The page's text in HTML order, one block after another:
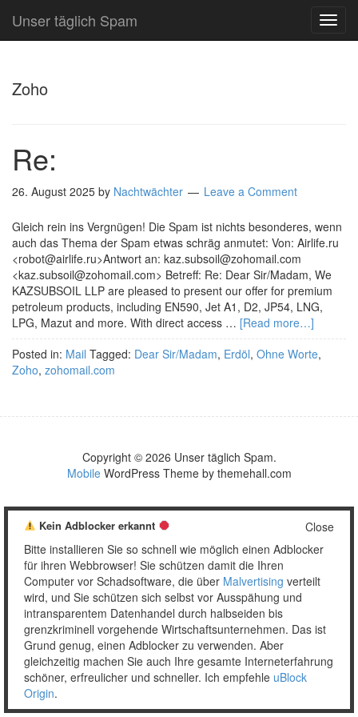
Unser täglich Spam
Zoho
Re:
26. August 2025 by Nachtwächter Leave a Comment
Gleich rein ins Vergnügen! Die Spam ist nichts besonderes, wenn
auch das Thema der Spam etwas schräg anmutet: Von: Airlife.ru
<robot@airlife.ru>Antwort an: kaz.subsoil@zohomail.com
<kaz.subsoil@zohomail.com> Betreff: Re: Dear Sir/Madam, We
KAZSUBSOIL LLP are pleased to present our offer for premium
petroleum products, including EN590, Jet A1, D2, JP54, LNG,
LPG, Mazut and more. With direct access … [Read more…]
Posted in: Mail Tagged: Dear Sir/Madam, Erdöl, Ohne Worte,
Zoho, zohomail.com
Copyright © 2026 Unser täglich Spam.
MobileWordPress Theme by themehall.com
Close
Kein Adblocker erkannt
Bitte installieren Sie so schnell wie möglich einen Adblocker
für ihren Webbrowser! Sie schützen damit die Ihren
Computer vor Schadsoftware, die über Malvertising verteilt
wird, und Sie schützen sich selbst vor Ausspähung und
intransparentem Datenhandel durch halbseiden bis
grenzkriminell vorgehende Wirtschaftsunternehmen. Das ist
Grund genug, einen Adblocker zu verwenden. Aber
gleichzeitig machen Sie auch Ihre gesamte Interneterfahrung
schöner, erfreulicher und schneller. Ich empfehle uBlock
Origin.